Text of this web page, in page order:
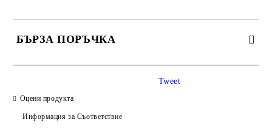
БЪРЗА ПОРЪЧКА
Tweet
Оцени продукта
Информация за Съответствие